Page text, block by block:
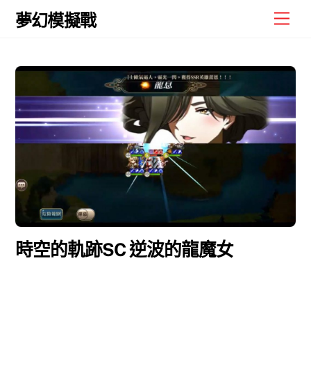
Skip
夢幻模擬戰
時空的軌跡SC 逆波的龍魔女